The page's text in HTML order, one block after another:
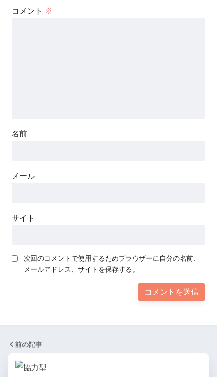
コメント ※
名前
メール
サイト
次回のコメントで使用するためブラウザーに自分の名前、
メールアドレス、サイトを保存する。
前の記事